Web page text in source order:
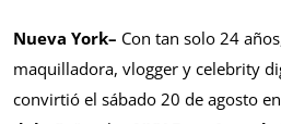
Nueva York– Con tan solo 24
maquilladora, vlogger y celebrity
convirtió el sábado 20 de agosto en